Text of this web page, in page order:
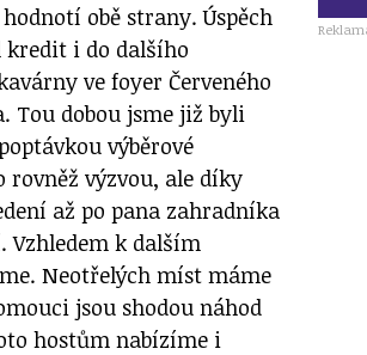
obě strany. Úspěch
i do dalšího
ve foyer Červeného
Tou dobou jsme již byli
výběrové
rovněž výzvou, ale díky
až po pana zahradníka
Vzhledem k dalším
Neotřelých míst máme
jsou shodou náhod
hostům nabízíme i